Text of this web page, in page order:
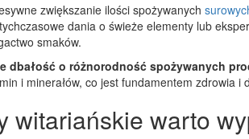
zwiększanie ilości spożywanych
dania o świeże elementy lub
smaków.
dbałość o różnorodność spożywanych
i minerałów, co jest fundamentem zdrowia
witariańskie warto